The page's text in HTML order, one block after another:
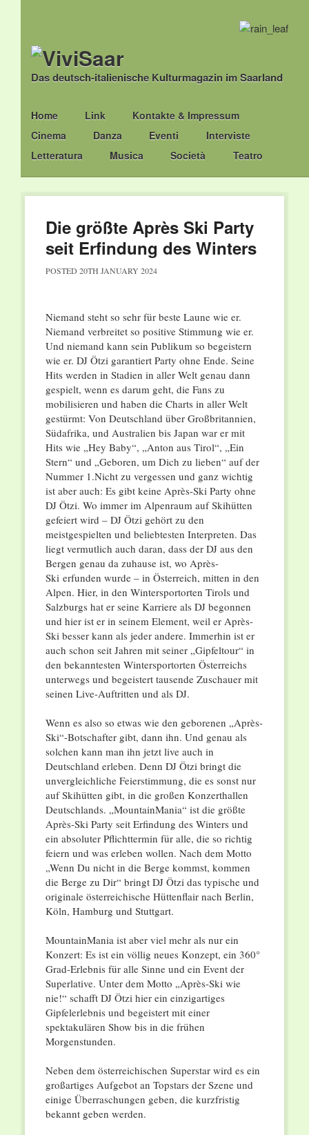
Das deutsch-italienische Kulturmagazin im Saarland
Main menu
Skip
to
content
Home Link
Kontakte & Impressum
Cinema
Danza Eventi
Interviste
Letteratura
Musica Società Teatro
Die größte Après Ski Party
seit Erfindung des Winters
POSTED 20TH JANUARY 2024
Niemand steht so sehr für beste Laune wie er.
Niemand verbreitet so positive Stimmung wie er.
Und niemand kann sein Publikum so begeistern
wie er. DJ Ötzi garantiert Party ohne Ende. Seine
Hits werden in Stadien in aller Welt genau dann
gespielt, wenn es darum geht, die Fans zu
mobilisieren und haben die Charts in aller Welt
gestürmt: Von Deutschland über Großbritannien,
Südafrika, und Australien bis Japan war er mit
Hits wie „Hey Baby“, „Anton aus Tirol“, „Ein
Stern“ und „Geboren, um Dich zu lieben“ auf der
Nummer 1.Nicht zu vergessen und ganz wichtig
ist aber auch: Es gibt keine Après-Ski Party ohne
DJ Ötzi. Wo immer im Alpenraum auf Skihütten
gefeiert wird – DJ Ötzi gehört zu den
meistgespielten und beliebtesten Interpreten. Das
liegt vermutlich auch daran, dass der DJ aus den
Bergen genau da zuhause ist, wo Après-
Ski erfunden wurde – in Österreich, mitten in den
Alpen. Hier, in den Wintersportorten Tirols und
Salzburgs hat er seine Karriere als DJ begonnen
und hier ist er in seinem Element, weil er Après-
Ski besser kann als jeder andere. Immerhin ist er
auch schon seit Jahren mit seiner „Gipfeltour“ in
den bekanntesten Wintersportorten Österreichs
unterwegs und begeistert tausende Zuschauer mit
seinen Live-Auftritten und als DJ.
Wenn es also so etwas wie den geborenen „Après-
Ski“-Botschafter gibt, dann ihn. Und genau als
solchen kann man ihn jetzt live auch in
Deutschland erleben. Denn DJ Ötzi bringt die
unvergleichliche Feierstimmung, die es sonst nur
auf Skihütten gibt, in die großen Konzerthallen
Deutschlands. „MountainMania“ ist die größte
Après-Ski Party seit Erfindung des Winters und
ein absoluter Pflichttermin für alle, die so richtig
feiern und was erleben wollen. Nach dem Motto
„Wenn Du nicht in die Berge kommst, kommen
die Berge zu Dir“ bringt DJ Ötzi das typische und
originale österreichische Hüttenflair nach Berlin,
Köln, Hamburg und Stuttgart.
MountainMania ist aber viel mehr als nur ein
Konzert: Es ist ein völlig neues Konzept, ein 360°
Grad-Erlebnis für alle Sinne und ein Event der
Superlative. Unter dem Motto „Après-Ski wie
nie!“ schafft DJ Ötzi hier ein einzigartiges
Gipfelerlebnis und begeistert mit einer
spektakulären Show bis in die frühen
Morgenstunden.
Neben dem österreichischen Superstar wird es ein
großartiges Aufgebot an Topstars der Szene und
einige Überraschungen geben, die kurzfristig
bekannt geben werden.